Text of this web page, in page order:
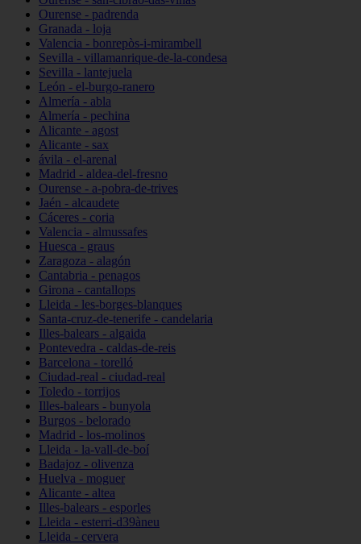
Ourense - padrenda
Granada - loja
Valencia - bonrepòs-i-mirambell
Sevilla - villamanrique-de-la-condesa
Sevilla - lantejuela
León - el-burgo-ranero
Almería - abla
Almería - pechina
Alicante - agost
Alicante - sax
ávila - el-arenal
Madrid - aldea-del-fresno
Ourense - a-pobra-de-trives
Jaén - alcaudete
Cáceres - coria
Valencia - almussafes
Huesca - graus
Zaragoza - alagón
Cantabria - penagos
Girona - cantallops
Lleida - les-borges-blanques
Santa-cruz-de-tenerife - candelaria
Illes-balears - algaida
Pontevedra - caldas-de-reis
Barcelona - torelló
Ciudad-real - ciudad-real
Toledo - torrijos
Illes-balears - bunyola
Burgos - belorado
Madrid - los-molinos
Lleida - la-vall-de-boí
Badajoz - olivenza
Huelva - moguer
Alicante - altea
Illes-balears - esporles
Lleida - esterri-d39àneu
Lleida - cervera